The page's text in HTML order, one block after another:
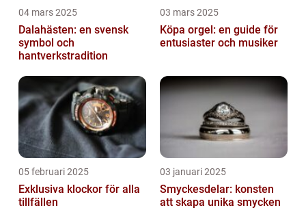
04 mars 2025
Dalahästen: en svensk
symbol och
hantverkstradition
03 mars 2025
Köpa orgel: en guide för
entusiaster och musiker
05 februari 2025
Exklusiva klockor för alla
tillfällen
03 januari 2025
Smyckesdelar: konsten
att skapa unika smycken